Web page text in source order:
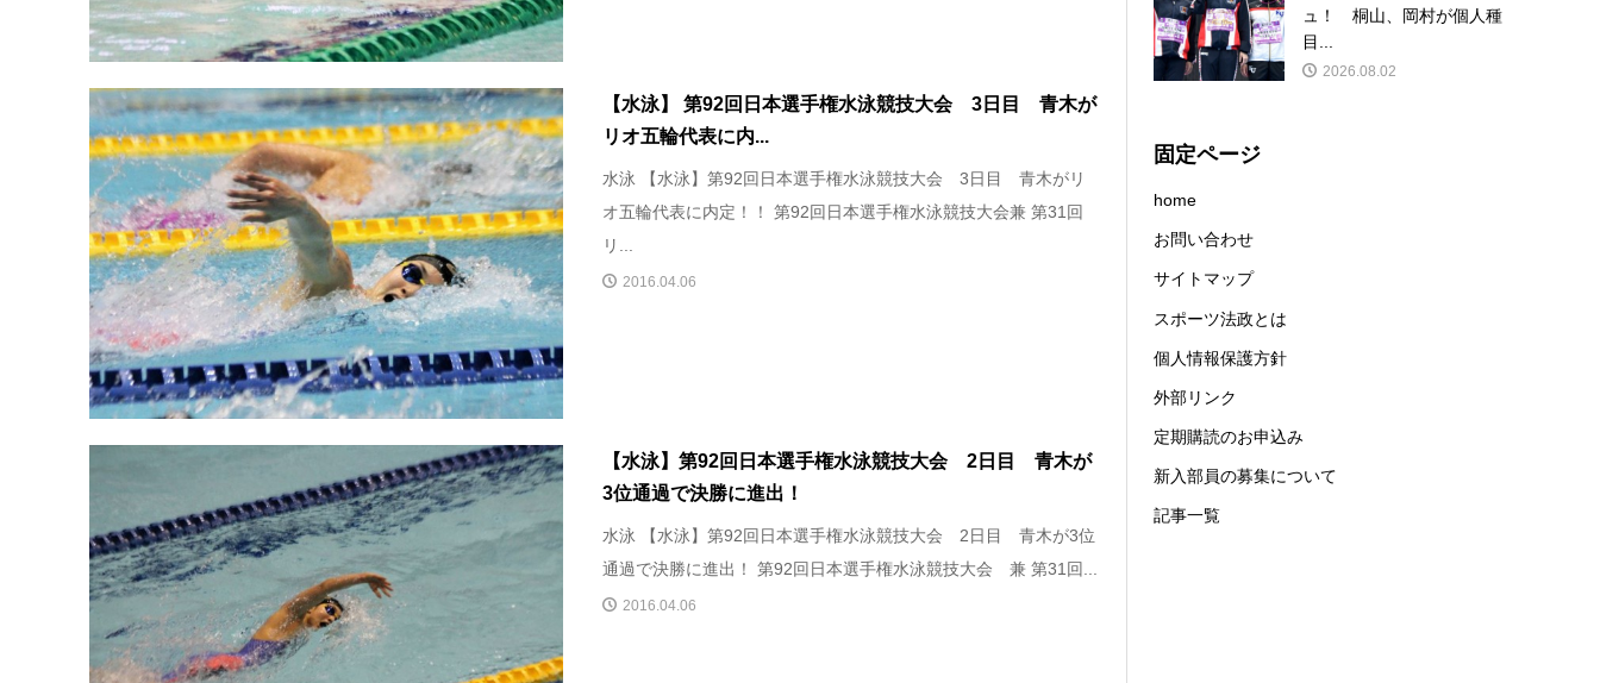
【水泳】 第92回日本選手権水泳競技大会 3日目 青木が
リオ五輪代表に内...
水泳 【水泳】第92回日本選手権水泳競技大会 3日目 青木がリ
オ五輪代表に内定！！ 第92回日本選手権水泳競技大会兼 第31回
リ...
2016.04.06
【水泳】第92回日本選手権水泳競技大会 2日目 青木が
3位通過で決勝に進出！
水泳 【水泳】第92回日本選手権水泳競技大会 2日目 青木が3位
通過で決勝に進出！ 第92回日本選手権水泳競技大会 兼 第31回...
2016.04.06
ュ！ 桐山、岡村が個人種
目...
2026.08.02
固定ページ
home
お問い合わせ
サイトマップ
スポーツ法政とは
個人情報保護方針
外部リンク
定期購読のお申込み
新入部員の募集について
記事一覧